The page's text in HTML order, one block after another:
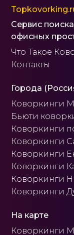
Сервис
офисных
Что Такое
Контакты
Города
Коворкинги
Бьюти
Коворкинги
Коворкинги
Коворкинги
Коворкинги
Коворкинги
Коворкинги
На карте
Коворкинги